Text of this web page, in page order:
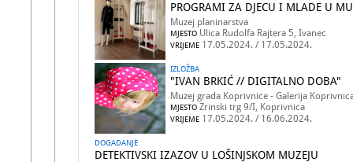
PROGRAMI ZA DJECU I MLADE U
Muzej planinarstva
MJESTO Ulica Rudolfa Rajtera 5, Ivanec
VRIJEME 17.05.2024. / 17.05.2024.
IZLOŽBA
"IVAN BRKIĆ // DIGITALNO DOBA"
Muzej grada Koprivnice - Galerija
MJESTO Zrinski trg 9/I, Koprivnica
VRIJEME 17.05.2024. / 16.06.2024.
DOGADANJE
DETEKTIVSKI IZAZOV U LOŠINJSKOM MUZEJU